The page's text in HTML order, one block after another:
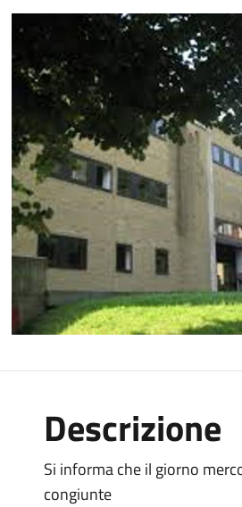
Descrizione
Si informa che il giorno
congiunte